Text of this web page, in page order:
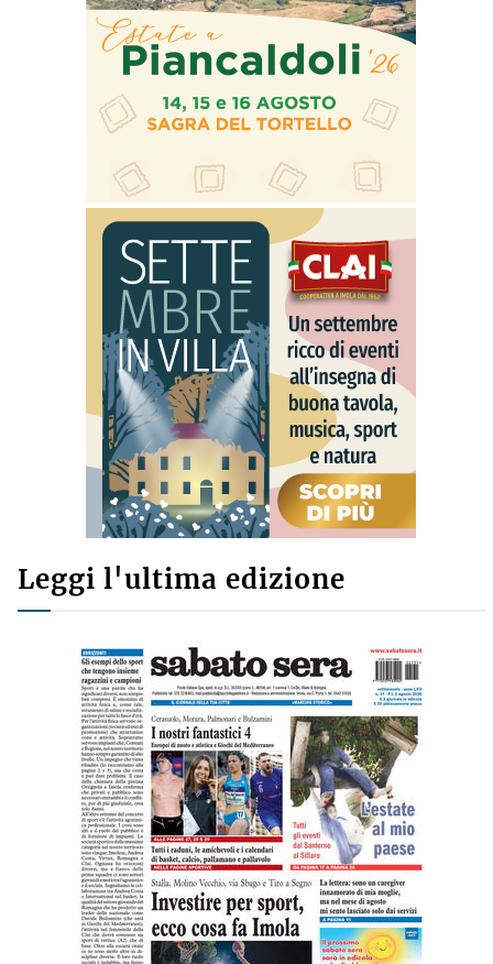
Leggi l'ultima edizione